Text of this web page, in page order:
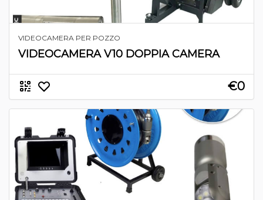
VIDEOCAMERA PER POZZO
VIDEOCAMERA V10 DOPPIA CAMERA
€0